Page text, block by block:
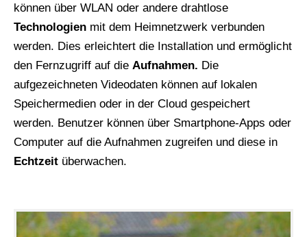
können über WLAN oder andere drahtlose
Technologien mit dem Heimnetzwerk verbunden
werden. Dies erleichtert die Installation und ermöglicht
den Fernzugriff auf die Aufnahmen. Die
aufgezeichneten Videodaten können auf lokalen
Speichermedien oder in der Cloud gespeichert
werden. Benutzer können über Smartphone-Apps oder
Computer auf die Aufnahmen zugreifen und diese in
Echtzeit überwachen.